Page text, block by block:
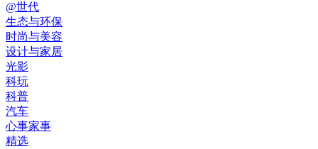
@世代
生态与环保
时尚与美容
设计与家居
光影
科玩
科普
汽车
心事家事
精选